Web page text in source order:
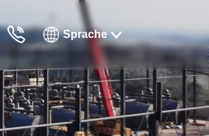
Sprache
English
Русский